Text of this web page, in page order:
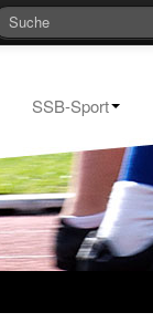
SSB-Sport